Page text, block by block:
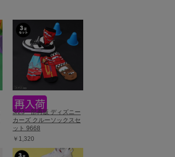
3/23一部再販 ディズニー
カーズ クルーソックスセ
ット 9668
￥1,320